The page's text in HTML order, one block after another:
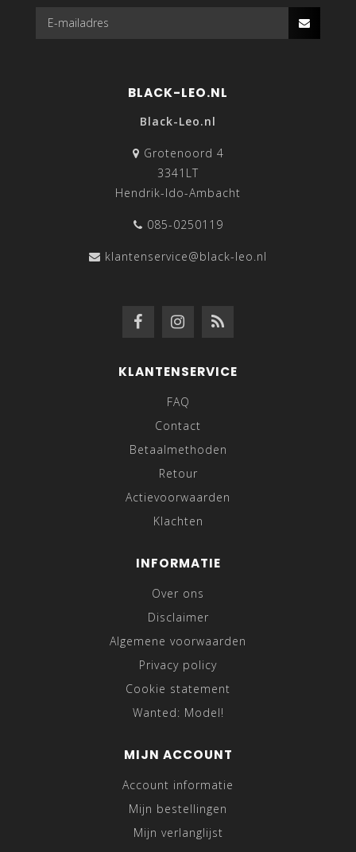
BLACK-LEO.NL
Black-Leo.nl
Grotenoord 4
3341LT
Hendrik-Ido-Ambacht
085-0250119
klantenservice@black-leo.nl
KLANTENSERVICE
FAQ
Contact
Betaalmethoden
Retour
Actievoorwaarden
Klachten
INFORMATIE
Over ons
Disclaimer
Algemene voorwaarden
Privacy policy
Cookie statement
Wanted: Model!
MIJN ACCOUNT
Account informatie
Mijn bestellingen
Mijn verlanglijst